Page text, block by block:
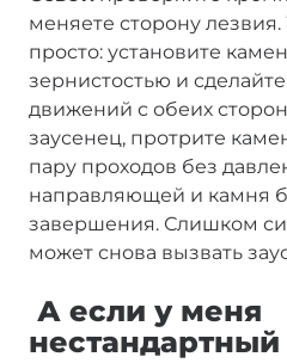
меняете сторону лезвия.
просто: установите
зернистостью и
движений с обеих
заусенец, протрите
пару проходов без
направляющей и камня
завершения. Слишком
может снова вызвать
А если у меня